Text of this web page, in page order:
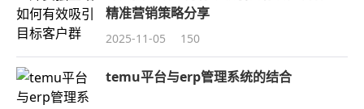
精准营销策略分享
2025-11-05 150
temu平台与erp管理系统的结合